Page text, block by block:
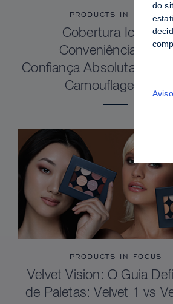
PRODUCTS IN FOCUS
Cobertura Icônica.
Conveniência Total.
Confiança Absoluta.
Camouflage Stick
PRODUCTS IN FOCUS
Velvet Vision: O Guia
de Paletas: Velvet 1 vs
do